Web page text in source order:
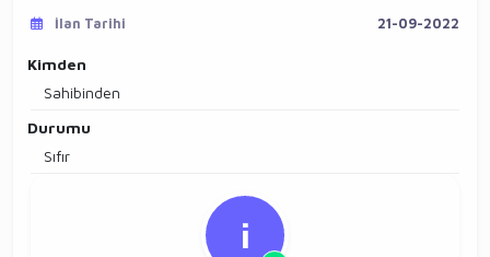
İlan Tarihi
21-09-2022
Kimden
Sahibinden
Durumu
Sıfır
i